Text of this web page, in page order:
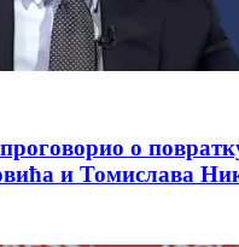
о
и Томислава